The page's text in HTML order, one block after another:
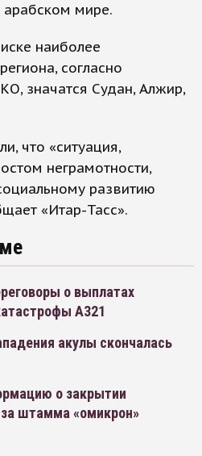
мире.
наиболее
согласно
значатся Судан, Алжир,
что «ситуация,
неграмотности,
развитию
«Итар-Тасс».
о выплатах
А321
акулы скончалась
о закрытии
за штамма «омикрон»